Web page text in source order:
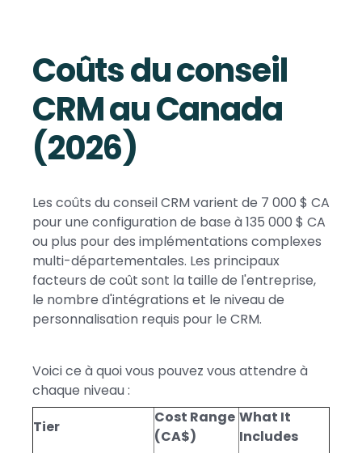
Coûts du conseil
CRM au Canada
(2026)
Les coûts du conseil CRM varient de 7 000 $ CA
pour une configuration de base à 135 000 $ CA
ou plus pour des implémentations complexes
multi-départementales. Les principaux
facteurs de coût sont la taille de l'entreprise,
le nombre d'intégrations et le niveau de
personnalisation requis pour le CRM.
Voici ce à quoi vous pouvez vous attendre à
chaque niveau :
Tier
Cost Range
(CA$)
What It
Includes